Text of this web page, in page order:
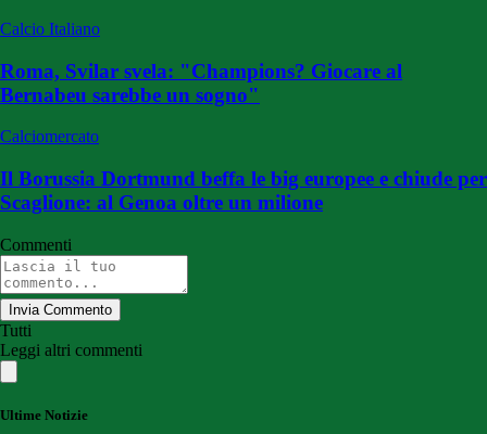
Calcio Italiano
Roma, Svilar svela: "Champions? Giocare al
Bernabeu sarebbe un sogno"
Calciomercato
Il Borussia Dortmund beffa le big europee e chiude per
Scaglione: al Genoa oltre un milione
Commenti
Invia Commento
Tutti
Leggi altri commenti
Ultime Notizie